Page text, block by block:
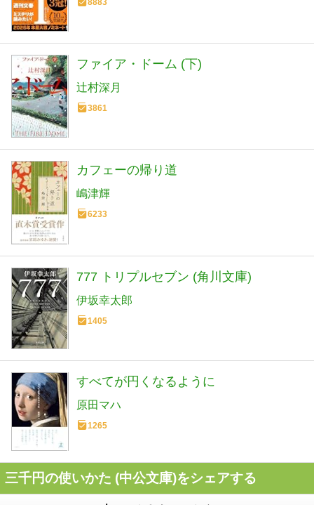
8883
ファイア・ドーム (下)
辻村深月
3861
カフェーの帰り道
嶋津輝
6233
777 トリプルセブン (角川文庫)
伊坂幸太郎
1405
すべてが円くなるように
原田マハ
1265
三千円の使いかた (中公文庫)をシェアする